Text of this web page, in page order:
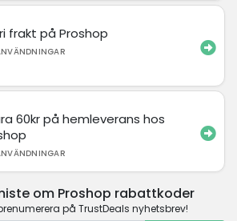
frakt på Proshop
60kr på hemleverans hos
om Proshop rabattkoder
på TrustDeals nyhetsbrev!